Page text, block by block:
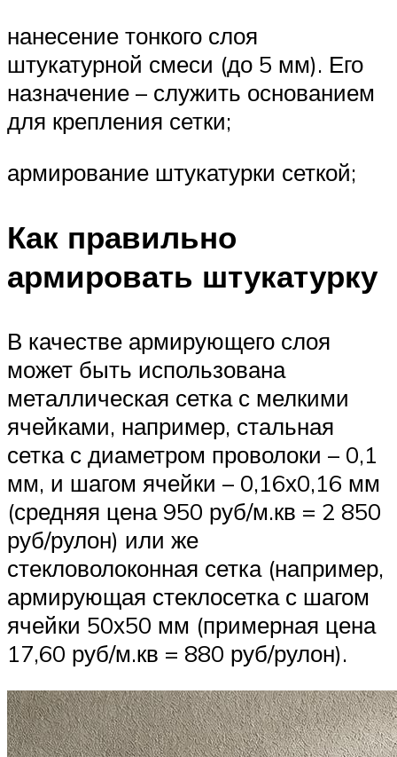
нанесение тонкого слоя
штукатурной смеси (до 5 мм). Его
назначение – служить основанием
для крепления сетки;
армирование штукатурки сеткой;
Как правильно
армировать штукатурку
В качестве армирующего слоя
может быть использована
металлическая сетка с мелкими
ячейками, например, стальная
сетка с диаметром проволоки – 0,1
мм, и шагом ячейки – 0,16х0,16 мм
(средняя цена 950 руб/м.кв = 2 850
руб/рулон) или же
стекловолоконная сетка (например,
армирующая стеклосетка с шагом
ячейки 50х50 мм (примерная цена
17,60 руб/м.кв = 880 руб/рулон).